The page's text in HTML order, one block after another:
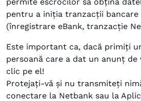
pentru a iniția tranzacții
(înregistrare eBank, tranzacție
Este important ca, dacă primiți
persoană care a dat un anunț de
clic pe el!
Protejați-vă și nu transmiteți
conectare la Netbank sau la